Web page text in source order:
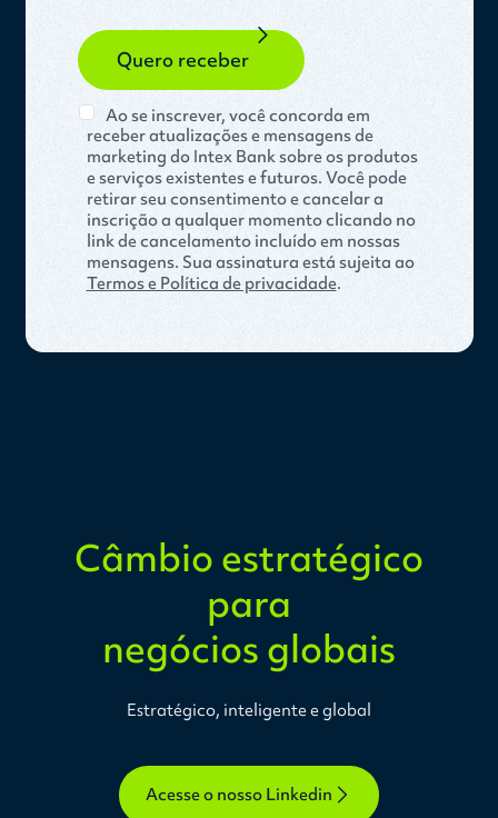
Ao se inscrever, você concorda em
receber atualizações e mensagens de
marketing do Intex Bank sobre os produtos
e serviços existentes e futuros. Você pode
retirar seu consentimento e cancelar a
inscrição a qualquer momento clicando no
link de cancelamento incluído em nossas
mensagens. Sua assinatura está sujeita ao
Termos e Política de privacidade.
Câmbio estratégico
para
negócios globais
Estratégico, inteligente e global
Acesse o nosso Linkedin